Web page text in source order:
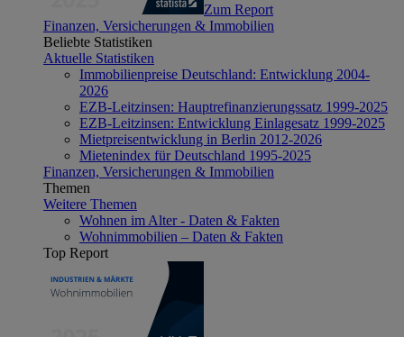
Zum Report
Finanzen, Versicherungen & Immobilien
Beliebte Statistiken
Aktuelle Statistiken
Immobilienpreise Deutschland: Entwicklung 2004-
2026
EZB-Leitzinsen: Hauptrefinanzierungssatz 1999-2025
EZB-Leitzinsen: Entwicklung Einlagesatz 1999-2025
Mietpreisentwicklung in Berlin 2012-2026
Mietenindex für Deutschland 1995-2025
Finanzen, Versicherungen & Immobilien
Themen
Weitere Themen
Wohnen im Alter - Daten & Fakten
Wohnimmobilien – Daten & Fakten
Top Report